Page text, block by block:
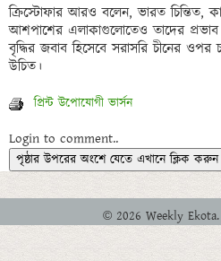
ক্রিস্টোফার আরও বলেন, ভারত চিন্তিত,
আশপাশের এলাকাগুলোতেও তাদের প্রভাব
বৃদ্ধির জবাব হিসেবে সরাসরি চীনের
প্রিন্ট উপোযোগী ভার্সন
Login to comment..
পৃষ্ঠার উপরের অংশে যেতে এখানে ক্লিক করুন
© 2026 Weekly